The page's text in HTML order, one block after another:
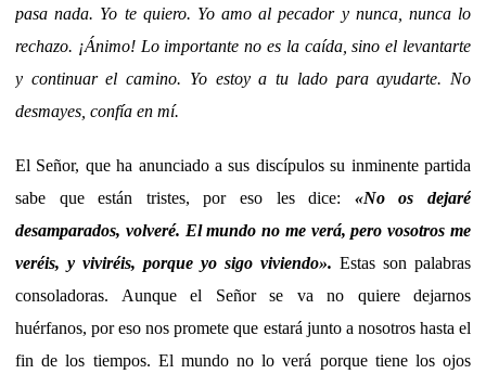
pasa nada. Yo te quiero. Yo amo al pecador y nunca, nunca lo
rechazo. ¡Ánimo! Lo importante no es la caída, sino el levantarte
y continuar el camino. Yo estoy a tu lado para ayudarte. No
desmayes, confía en mí.
El Señor, que ha anunciado a sus discípulos su inminente partida
sabe que están tristes, por eso les dice: «No os dejaré
desamparados, volveré. El mundo no me verá, pero vosotros me
veréis, y viviréis, porque yo sigo viviendo». Estas son palabras
consoladoras. Aunque el Señor se va no quiere dejarnos
huérfanos, por eso nos promete que estará junto a nosotros hasta el
fin de los tiempos. El mundo no lo verá porque tiene los ojos